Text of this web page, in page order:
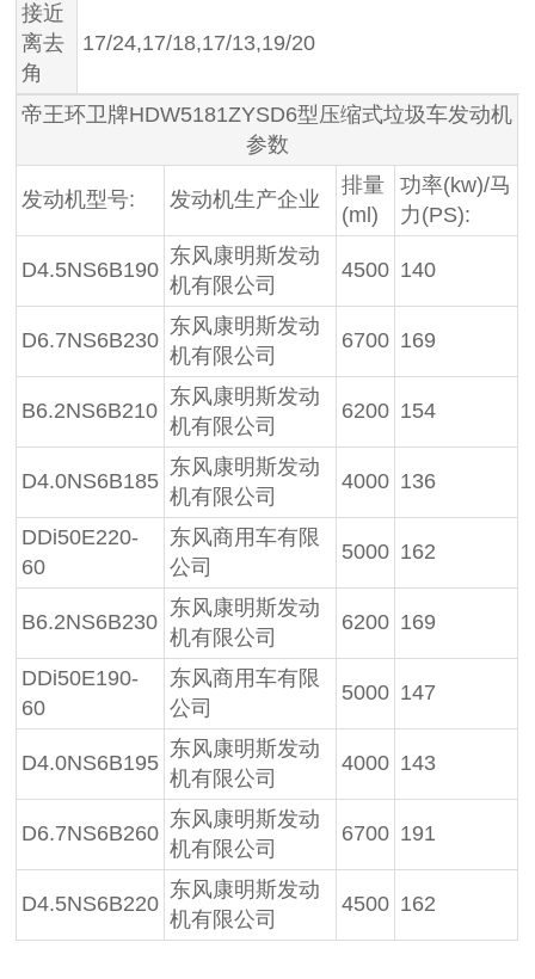
接近
离去
角
17/24,17/18,17/13,19/20
帝王环卫牌HDW5181ZYSD6型压缩式垃圾车发动机
参数
发动机型号: 发动机生产企业
排量
(ml)
功率(kw)/马
力(PS):
D4.5NS6B190
东风康明斯发动
机有限公司
4500 140
D6.7NS6B230
东风康明斯发动
机有限公司
6700 169
B6.2NS6B210
东风康明斯发动
机有限公司
6200 154
D4.0NS6B185
东风康明斯发动
机有限公司
4000 136
DDi50E220-
60
东风商用车有限
公司
5000 162
B6.2NS6B230
东风康明斯发动
机有限公司
6200 169
DDi50E190-
60
东风商用车有限
公司
5000 147
D4.0NS6B195
东风康明斯发动
机有限公司
4000 143
D6.7NS6B260
东风康明斯发动
机有限公司
6700 191
D4.5NS6B220
东风康明斯发动
机有限公司
4500 162